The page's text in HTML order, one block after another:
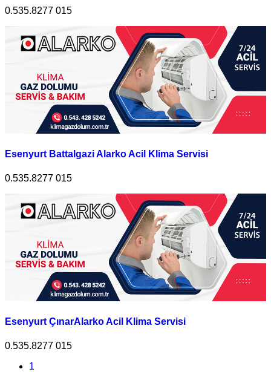
0.535.8277 015
Esenyurt Battalgazi Alarko Acil Klima Servisi
0.535.8277 015
Esenyurt ÇınarAlarko Acil Klima Servisi
0.535.8277 015
1